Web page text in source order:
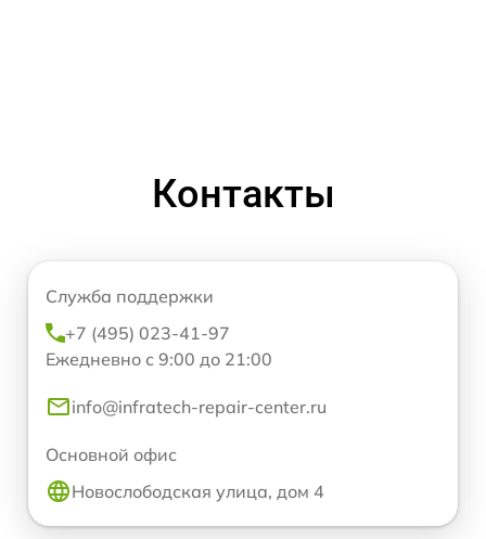
Контакты
Служба поддержки
+7 (495) 023-41-97
Ежедневно с 9:00 до 21:00
info@infratech-repair-center.ru
Основной офис
Новослободская улица, дом 4